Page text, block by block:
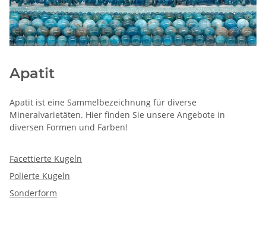
Apatit
Apatit ist eine Sammelbezeichnung für diverse
Mineralvarietäten. Hier finden Sie unsere Angebote in
diversen Formen und Farben!
Facettierte Kugeln
Polierte Kugeln
Sonderform